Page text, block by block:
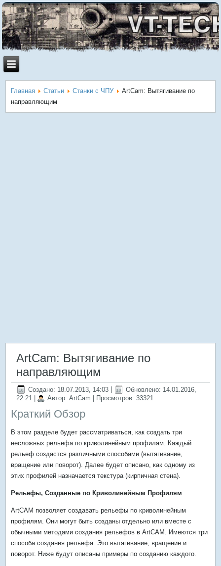
Главная Статьи Станки с ЧПУ
ArtCam: Вытягивание по
направляющим
ArtCam: Вытягивание по
направляющим
Создано: 18.07.2013, 14:03
Обновлено: 14.01.2016,
22:21
Автор: ArtCam | Просмотров: 33321
Краткий Обзор
В этом разделе будет рассматриваться, как создать три
несложных рельефа по криволинейным профилям. Каждый
рельеф создастся различными способами (вытягивание,
вращение или поворот). Далее будет описано, как одному из
этих профилей назначается текстура (кирпичная стена).
Рельефы, Созданные по Криволинейным Профилям
ArtCAM позволяет создавать рельефы по криволинейным
профилям. Они могут быть созданы отдельно или вместе с
обычными методами создания рельефов в ArtCAM. Имеются три
способа создания рельефа. Это вытягивание, вращение и
поворот. Ниже будут описаны примеры по созданию каждого.